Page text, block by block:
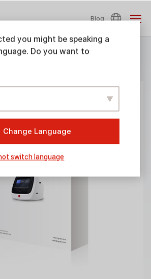
Blog
& Accessories > Validation
you might be speaking a
Do you want to
Change Language
switch language